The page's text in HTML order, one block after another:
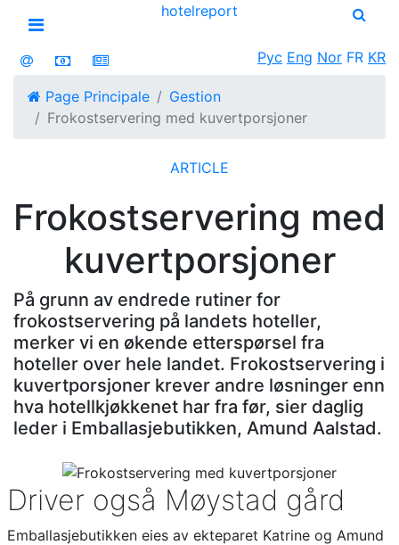
Open menu
hotelreport
Рус Eng Nor FR KR
Page Principale
Gestion
Frokostservering med kuvertporsjoner
ARTICLE
Frokostservering med
kuvertporsjoner
På grunn av endrede rutiner for
frokostservering på landets hoteller,
merker vi en økende etterspørsel fra
hoteller over hele landet. Frokostservering i
kuvertporsjoner krever andre løsninger enn
hva hotellkjøkkenet har fra før, sier daglig
leder i Emballasjebutikken, Amund Aalstad.
Driver også Møystad gård
Emballasjebutikken eies av ekteparet Katrine og Amund